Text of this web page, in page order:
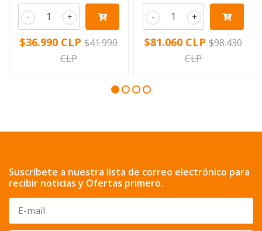
+
-
$36.990 CLP $41.990
CLP
+
-
$81.060 CLP $98.430
CLP
Suscríbete a nuestra lista de correo electrónico para
recibir noticias y Ofertas primero.